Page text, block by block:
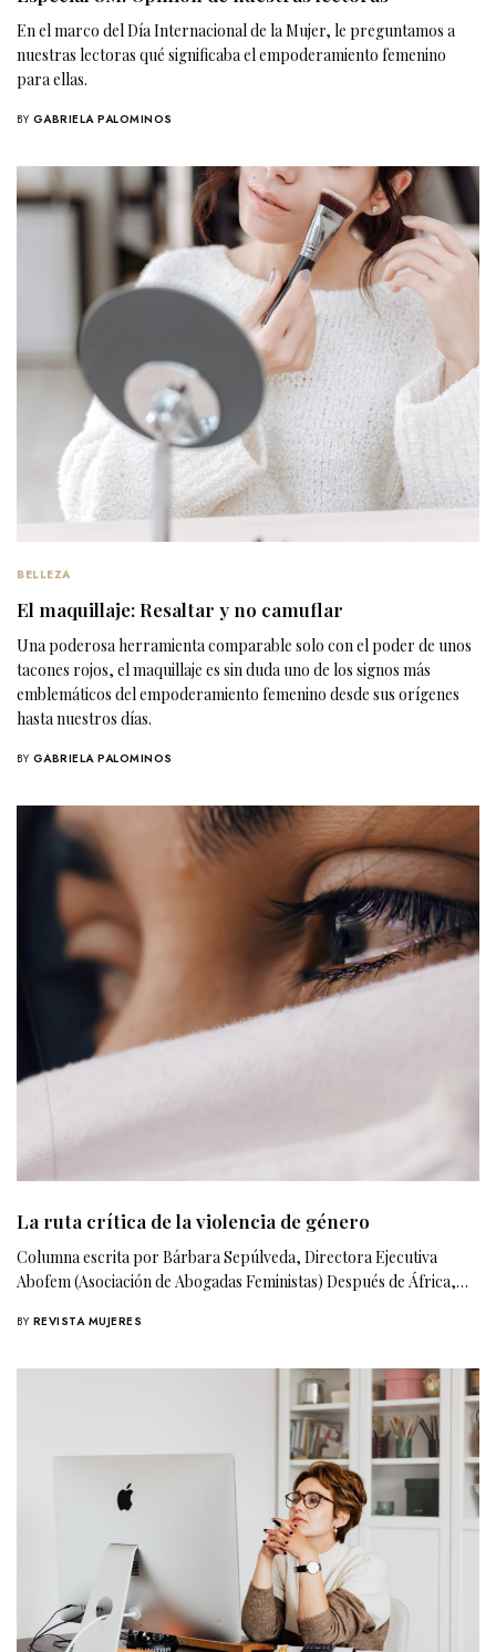
En el marco del Día Internacional de la Mujer, le preguntamos a
nuestras lectoras qué significaba el empoderamiento femenino
para ellas.
BY GABRIELA PALOMINOS
BELLEZA
El maquillaje: Resaltar y no camuflar
Una poderosa herramienta comparable solo con el poder de unos
tacones rojos, el maquillaje es sin duda uno de los signos más
emblemáticos del empoderamiento femenino desde sus orígenes
hasta nuestros días.
BY GABRIELA PALOMINOS
La ruta crítica de la violencia de género
Columna escrita por Bárbara Sepúlveda, Directora Ejecutiva
Abofem (Asociación de Abogadas Feministas) Después de África,…
BY REVISTA MUJERES